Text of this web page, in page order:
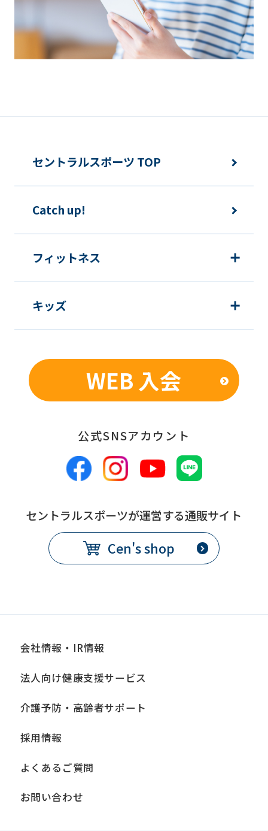
page.
However,
if
service,
the
of
website
translated
mechanically,
so
it
not
an
translation.
The
translation
may
We
ask
セントラルスポーツ TOP
Catch up!
フィットネス
キッズ
WEB 入会
公式SNSアカウント
セントラルスポーツが運営する通販サイト
Cen's shop
会社情報・IR情報
法人向け健康支援サービス
介護予防・高齢者サポート
採用情報
よくあるご質問
お問い合わせ